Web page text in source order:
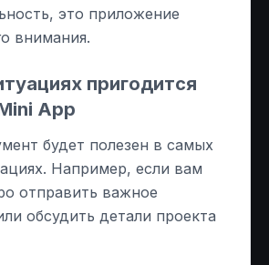
это приложение
внимания.
пригодится
App
будет полезен в самых
Например, если вам
отправить важное
обсудить детали проекта